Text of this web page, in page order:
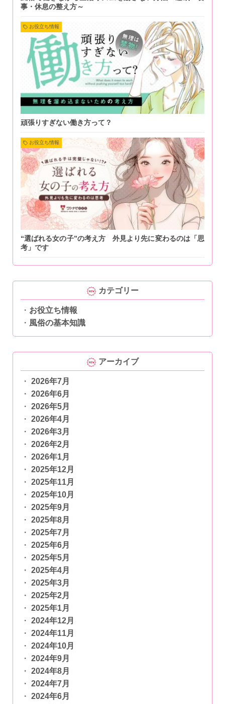
事・休息の整え方～
お役立ち情報
頑張りすぎない働き方って？
お役立ち情報
“選ばれる女の子”の考え方 外見より先に変わるのは「思
考」です
カテゴリー
お役立ち情報
風俗の基本知識
アーカイブ
2026年7月
2026年6月
2026年5月
2026年4月
2026年3月
2026年2月
2026年1月
2025年12月
2025年11月
2025年10月
2025年9月
2025年8月
2025年7月
2025年6月
2025年5月
2025年4月
2025年3月
2025年2月
2025年1月
2024年12月
2024年11月
2024年10月
2024年9月
2024年8月
2024年7月
2024年6月